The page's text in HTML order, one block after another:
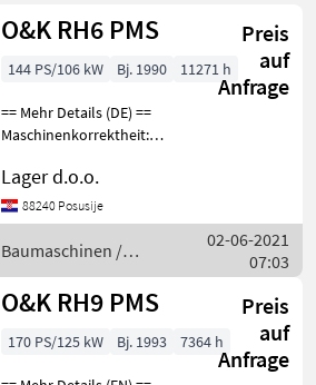
O&K RH6 PMS
Preis
auf
Anfrage
144 PS/106 kW Bj. 1990 11271 h
== Mehr Details (DE) ==
Maschinenkorrektheit:
mm Schaufel 650 mm breit
Arbeitsscheinwerfer
Baumaschinen
Kettenbagger
Lager d.o.o.
88240 Posusije
Baumaschinen /
O&K
02-06-2021
07:03
O&K RH9 PMS
Preis
auf
Anfrage
170 PS/125 kW Bj. 1993 7364 h